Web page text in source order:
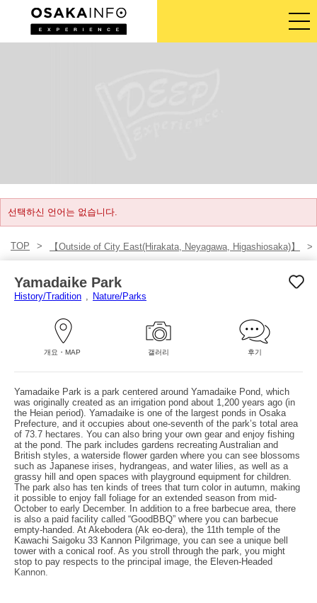
로그인/등록
한국어
USD
선택하신 언어는 없습니다.
TOP 【Outside of City East(Hirakata, Neyagawa, Higashiosaka)】
Yamadaike Park
History/Tradition Nature/Parks
개요・MAP 갤러리 후기
Yamadaike Park is a park centered around Yamadaike Pond, which
was originally created as an irrigation pond about 1,200 years ago (in
the Heian period). Yamadaike is one of the largest ponds in Osaka
Prefecture, and it occupies about one-seventh of the park’s total area
of 73.7 hectares. You can also bring your own gear and enjoy fishing
at the pond. The park includes gardens recreating Australian and
British styles, a waterside flower garden where you can see blossoms
such as Japanese irises, hydrangeas, and water lilies, as well as a
grassy hill and open spaces with playground equipment for children.
The park also has ten kinds of trees that turn color in autumn, making
it possible to enjoy fall foliage for an extended season from mid-
October to early December. In addition to a free barbecue area, there
is also a paid facility called “GoodBBQ” where you can barbecue
empty-handed. At Akebodera (Ak eo-dera), the 11th temple of the
Kawachi Saigoku 33 Kannon Pilgrimage, you can see a unique bell
tower with a conical roof. As you stroll through the park, you might
stop to pay respects to the principal image, the Eleven-Headed
Kannon.